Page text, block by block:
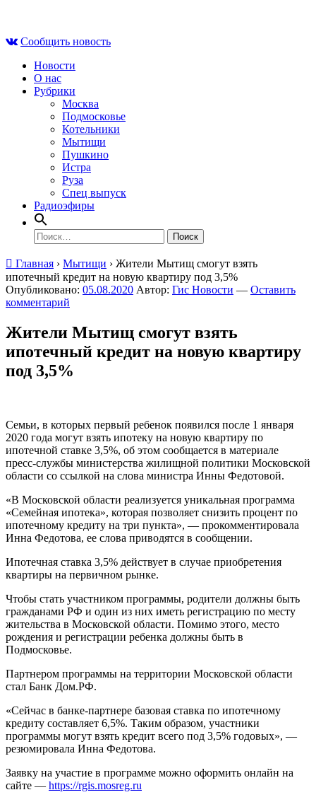
contentСообщить новость
Новости
О нас
Рубрики
Москва
Подмосковье
Котельники
Мытищи
Пушкино
Истра
Руза
Спец выпуск
Радиоэфиры
Найти:
Главная › Мытищи › Жители Мытищ смогут взять
ипотечный кредит на новую квартиру под 3,5%
Опубликовано: 05.08.2020 Автор: Гис Новости — Оставить
комментарий
Жители Мытищ смогут взять
ипотечный кредит на новую квартиру
под 3,5%
Семьи, в которых первый ребенок появился после 1 января
2020 года могут взять ипотеку на новую квартиру по
ипотечной ставке 3,5%, об этом сообщается в материале
пресс-службы министерства жилищной политики Московской
области со ссылкой на слова министра Инны Федотовой.
«В Московской области реализуется уникальная программа
«Семейная ипотека», которая позволяет снизить процент по
ипотечному кредиту на три пункта», — прокомментировала
Инна Федотова, ее слова приводятся в сообщении.
Ипотечная ставка 3,5% действует в случае приобретения
квартиры на первичном рынке.
Чтобы стать участником программы, родители должны быть
гражданами РФ и один из них иметь регистрацию по месту
жительства в Московской области. Помимо этого, место
рождения и регистрации ребенка должны быть в
Подмосковье.
Партнером программы на территории Московской области
стал Банк Дом.РФ.
«Сейчас в банке-партнере базовая ставка по ипотечному
кредиту составляет 6,5%. Таким образом, участники
программы могут взять кредит всего под 3,5% годовых», —
резюмировала Инна Федотова.
Заявку на участие в программе можно оформить онлайн на
сайте — https://rgis.mosreg.ru